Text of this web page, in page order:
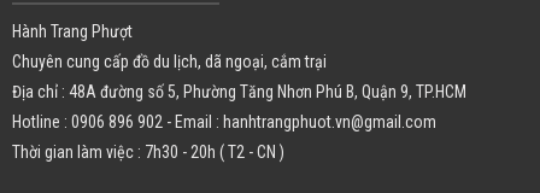
Hành Trang Phượt
Chuyên cung cấp đồ du lịch, dã ngoại, cắm trại
Địa chỉ : 48A đường số 5, Phường Tăng Nhơn Phú B, Quận 9, TP.HCM
Hotline : 0906 896 902 - Email : hanhtrangphuot.vn@gmail.com
Thời gian làm việc : 7h30 - 20h ( T2 - CN )